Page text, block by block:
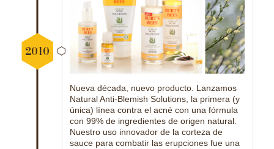
2010
Nueva década, nuevo producto. Lanzamos
Natural Anti-Blemish Solutions, la primera (y
única) línea contra el acné con una fórmula
con 99% de ingredientes de origen natural.
Nuestro uso innovador de la corteza de
sauce para combatir las erupciones fue una